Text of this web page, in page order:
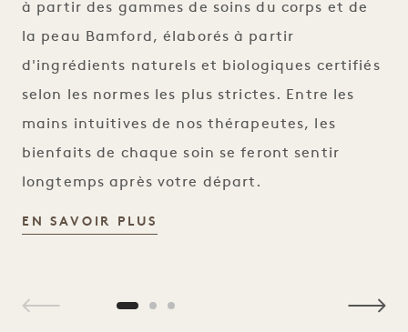
à partir des gammes de soins du corps et de
la peau Bamford, élaborés à partir
d'ingrédients naturels et biologiques certifiés
selon les normes les plus strictes. Entre les
mains intuitives de nos thérapeutes, les
bienfaits de chaque soin se feront sentir
longtemps après votre départ.
EN SAVOIR PLUS